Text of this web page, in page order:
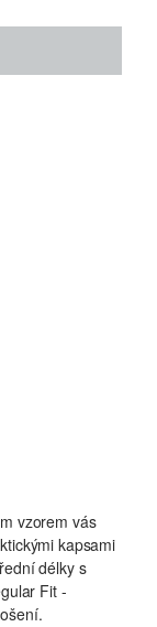
vzorem vás
kapsami
délky s
Fit -